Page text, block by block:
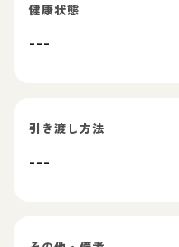
健康状態
---
引き渡し方法
---